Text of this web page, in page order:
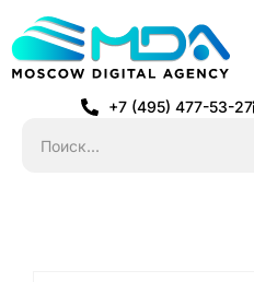
+7 (495) 477-53-27